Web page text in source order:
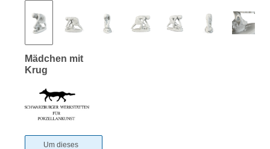
Mädchen mit
Krug
Um dieses